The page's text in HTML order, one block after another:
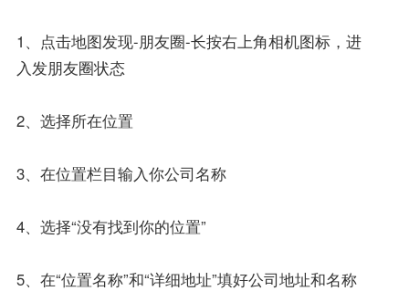
1、点击地图发现-朋友圈-长按右上角相机图标，进
入发朋友圈状态
2、选择所在位置
3、在位置栏目输入你公司名称
4、选择“没有找到你的位置”
5、在“位置名称”和“详细地址”填好公司地址和名称